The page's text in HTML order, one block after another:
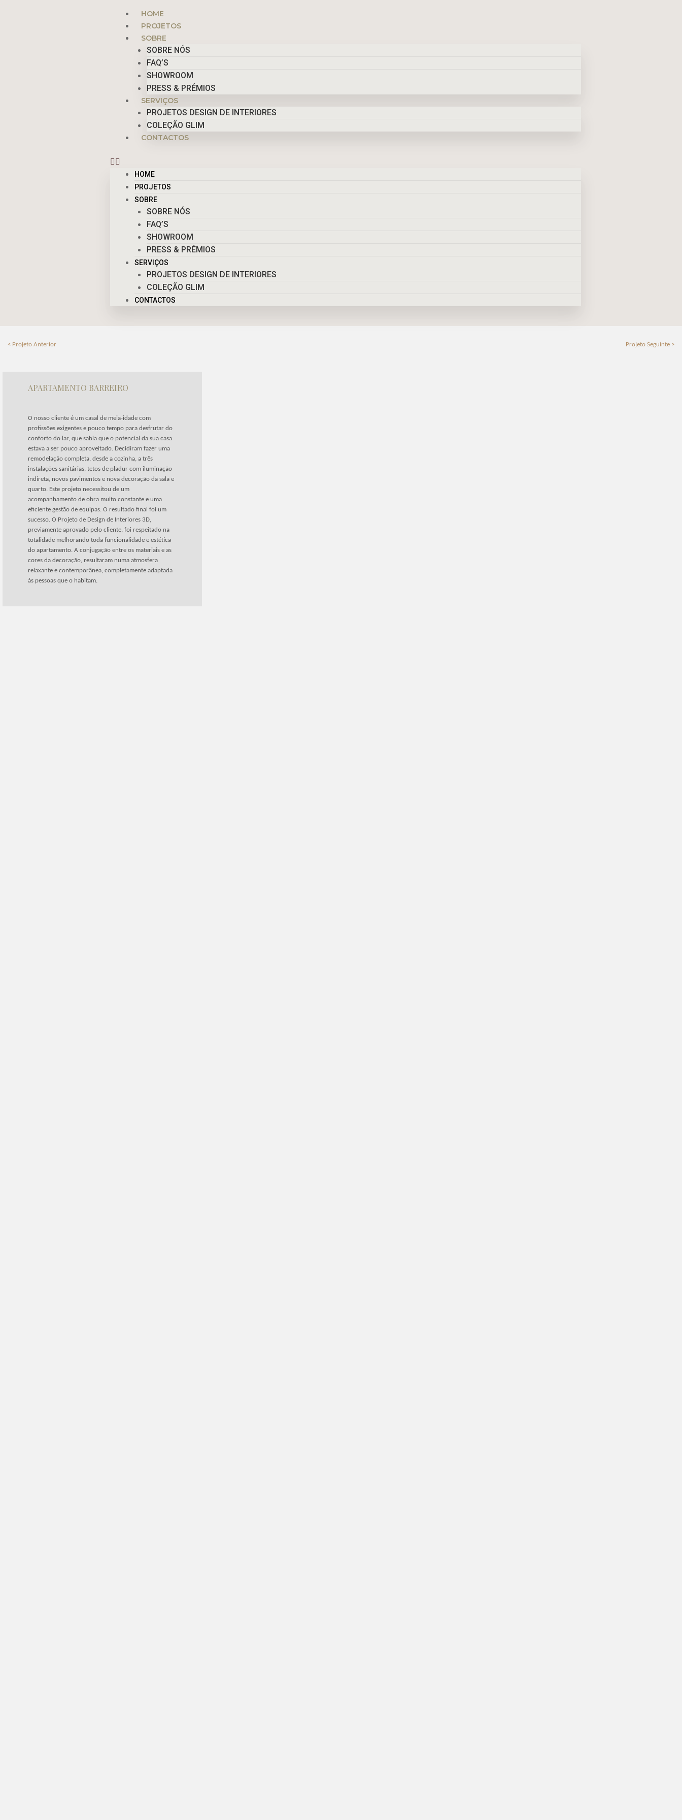
HOME
PROJETOS
SOBRE
SOBRE NÓS
FAQ’S
SHOWROOM
PRESS & PRÉMIOS
SERVIÇOS
PROJETOS DESIGN DE INTERIORES
COLEÇÃO GLIM
CONTACTOS
Menu
HOME
PROJETOS
SOBRE
SOBRE NÓS
FAQ’S
SHOWROOM
PRESS & PRÉMIOS
SERVIÇOS
PROJETOS DESIGN DE INTERIORES
COLEÇÃO GLIM
CONTACTOS
< Projeto Anterior Projeto Seguinte >
APARTAMENTO BARREIRO
O nosso cliente é um casal de meia-idade com
profissões exigentes e pouco tempo para desfrutar do
conforto do lar, que sabia que o potencial da sua casa
estava a ser pouco aproveitado. Decidiram fazer uma
remodelação completa, desde a cozinha, a três
instalações sanitárias, tetos de pladur com iluminação
indireta, novos pavimentos e nova decoração da sala e
quarto. Este projeto necessitou de um
acompanhamento de obra muito constante e uma
eficiente gestão de equipas. O resultado final foi um
sucesso. O Projeto de Design de Interiores 3D,
previamente aprovado pelo cliente, foi respeitado na
totalidade melhorando toda funcionalidade e estética
do apartamento. A conjugação entre os materiais e as
cores da decoração, resultaram numa atmosfera
relaxante e contemporânea, completamente adaptada
às pessoas que o habitam.